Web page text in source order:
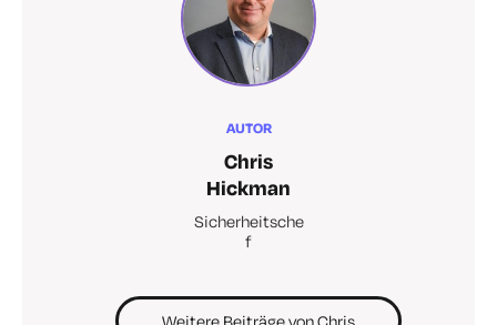
AUTOR
Chris
Hickman
Sicherheitsche
f